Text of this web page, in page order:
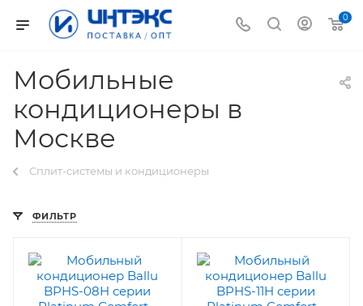
0
Мобильные
кондиционеры в
Москве
Сплит-системы и кондиционеры
ФИЛЬТР